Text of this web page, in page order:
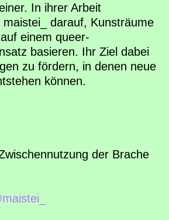
In ihrer Arbeit
darauf, Kunsträume
einem queer-
basieren. Ihr Ziel dabei
zu fördern, in denen neue
können.
der Brache